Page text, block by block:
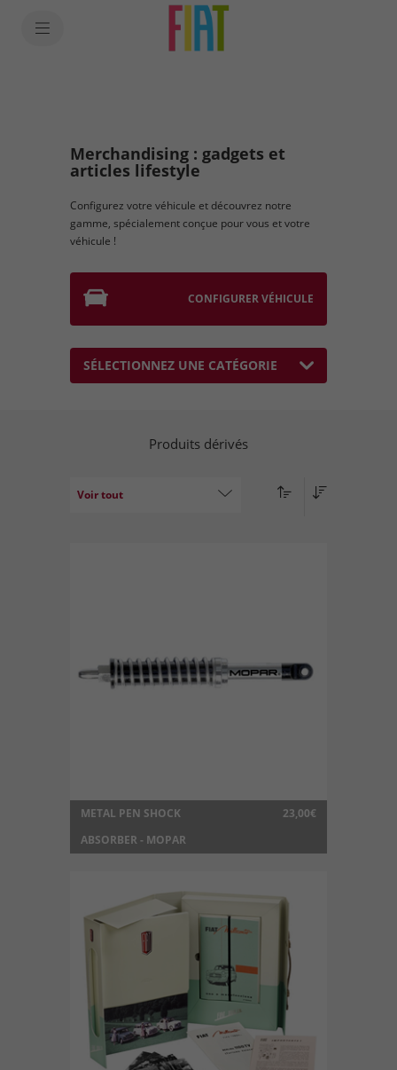
Merchandising : gadgets et
articles lifestyle
Configurez votre véhicule et découvrez notre
gamme, spécialement conçue pour vous et votre
véhicule !
CONFIGURER VÉHICULE
SÉLECTIONNEZ UNE CATÉGORIE
Produits dérivés
Voir tout
METAL PEN SHOCK
ABSORBER - MOPAR
23,00€